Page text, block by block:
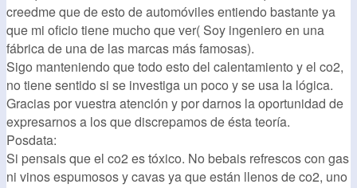
creedme que de esto de automóviles entiendo bastante ya
que mi oficio tiene mucho que ver( Soy ingeniero en una
fábrica de una de las marcas más famosas).
Sigo manteniendo que todo esto del calentamiento y el co2,
no tiene sentido si se investiga un poco y se usa la lógica.
Gracias por vuestra atención y por darnos la oportunidad de
expresarnos a los que discrepamos de ésta teoría.
Posdata:
Si pensais que el co2 es tóxico. No bebais refrescos con gas
ni vinos espumosos y cavas ya que están llenos de co2, uno